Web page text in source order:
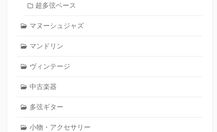
超多弦ベース
マヌーシュジャズ
マンドリン
ヴィンテージ
中古楽器
多弦ギター
小物・アクセサリー